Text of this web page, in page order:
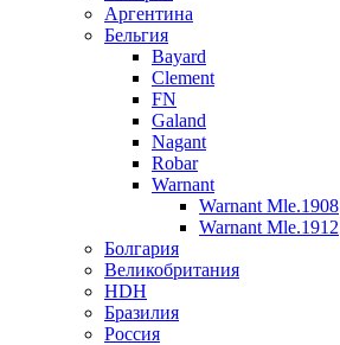
Аргентина
Бельгия
Bayard
Clement
FN
Galand
Nagant
Robar
Warnant
Warnant Mle.1908
Warnant Mle.1912
Болгария
Великобритания
HDH
Бразилия
Россия